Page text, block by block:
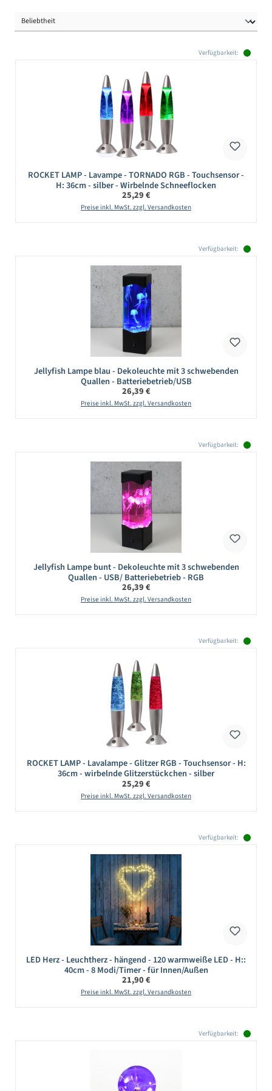
Verfügbarkeit:
ROCKET LAMP - Lavampe - TORNADO RGB - Touchsensor -
H: 36cm - silber - Wirbelnde Schneeflocken
Regulärer Preis:
25,29 €
Preise inkl. MwSt. zzgl. Versandkosten
Verfügbarkeit:
Jellyfish Lampe blau - Dekoleuchte mit 3 schwebenden
Quallen - Batteriebetrieb/USB
Regulärer Preis:
26,39 €
Preise inkl. MwSt. zzgl. Versandkosten
Verfügbarkeit:
Jellyfish Lampe bunt - Dekoleuchte mit 3 schwebenden
Quallen - USB/ Batteriebetrieb - RGB
Regulärer Preis:
26,39 €
Preise inkl. MwSt. zzgl. Versandkosten
Verfügbarkeit:
ROCKET LAMP - Lavalampe - Glitzer RGB - Touchsensor - H:
36cm - wirbelnde Glitzerstückchen - silber
Regulärer Preis:
25,29 €
Preise inkl. MwSt. zzgl. Versandkosten
Verfügbarkeit:
LED Herz - Leuchtherz - hängend - 120 warmweiße LED - H::
40cm - 8 Modi/Timer - für Innen/Außen
Regulärer Preis:
21,90 €
Preise inkl. MwSt. zzgl. Versandkosten
Verfügbarkeit: